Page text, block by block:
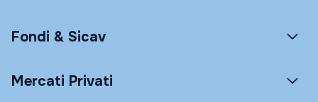
Fondi & Sicav
Mercati Privati